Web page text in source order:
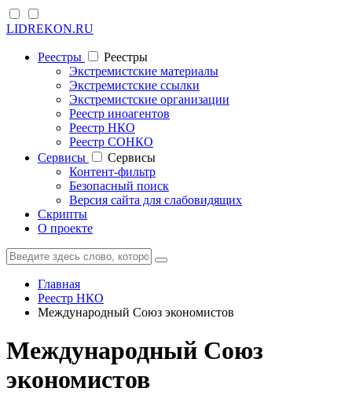
LIDREKON.RU
Реестры
Реестры
Экстремистские материалы
Экстремистские ссылки
Экстремистские организации
Реестр иноагентов
Реестр НКО
Реестр СОНКО
Cервисы
Cервисы
Контент-фильтр
Безопасный поиск
Версия сайта для слабовидящих
Скрипты
О проекте
Главная
Реестр НКО
Международный Союз экономистов
Международный Союз
экономистов